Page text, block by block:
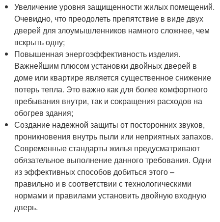
Увеличение уровня защищенности жилых помещений.
Очевидно, что преодолеть препятствие в виде двух
дверей для злоумышленников намного сложнее, чем
вскрыть одну;
Повышенная энергоэффективность изделия.
Важнейшим плюсом установки двойных дверей в
доме или квартире является существенное снижение
потерь тепла. Это важно как для более комфортного
пребывания внутри, так и сокращения расходов на
обогрев здания;
Создание надежной защиты от посторонних звуков,
проникновения внутрь пыли или неприятных запахов.
Современные стандарты жилья предусматривают
обязательное выполнение данного требования. Одни
из эффективных способов добиться этого –
правильно и в соответствии с технологическими
нормами и правилами установить двойную входную
дверь.